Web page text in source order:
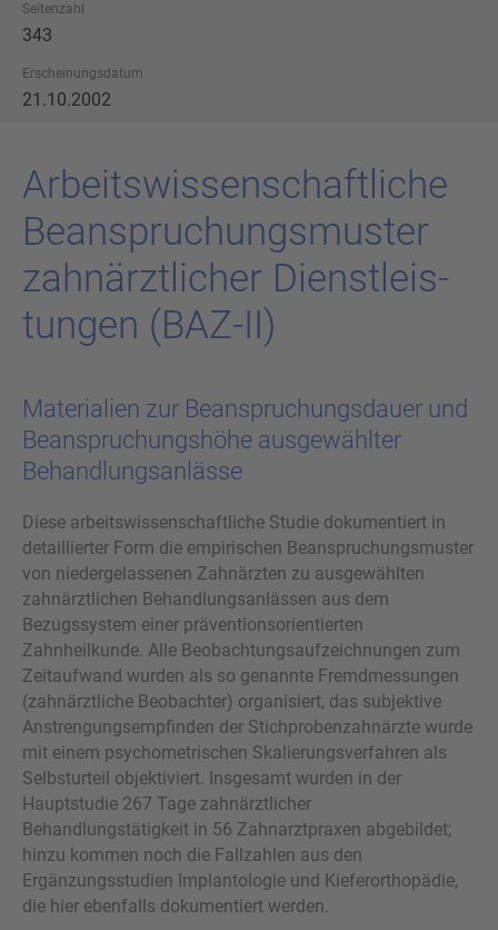
Seitenzahl
343
Erscheinungsdatum
21.10.2002
Ar­beits­wis­sen­schaft­li­che
Be­an­spru­chungs­mus­ter
zahn­ärzt­li­cher Dienst­leis­
tun­gen (BAZ-​II)
Materialien zur Beanspruchungsdauer und
Beanspruchungshöhe ausgewählter
Behandlungsanlässe
Diese arbeitswissenschaftliche Studie dokumentiert in
detaillierter Form die empirischen Beanspruchungsmuster
von niedergelassenen Zahnärzten zu ausgewählten
zahnärztlichen Behandlungsanlässen aus dem
Bezugssystem einer präventionsorientierten
Zahnheilkunde. Alle Beobachtungsaufzeichnungen zum
Zeitaufwand wurden als so genannte Fremdmessungen
(zahnärztliche Beobachter) organisiert, das subjektive
Anstrengungsempfinden der Stichprobenzahnärzte wurde
mit einem psychometrischen Skalierungsverfahren als
Selbsturteil objektiviert. Insgesamt wurden in der
Hauptstudie 267 Tage zahnärztlicher
Behandlungstätigkeit in 56 Zahnarztpraxen abgebildet;
hinzu kommen noch die Fallzahlen aus den
Ergänzungsstudien Implantologie und Kieferorthopädie,
die hier ebenfalls dokumentiert werden.